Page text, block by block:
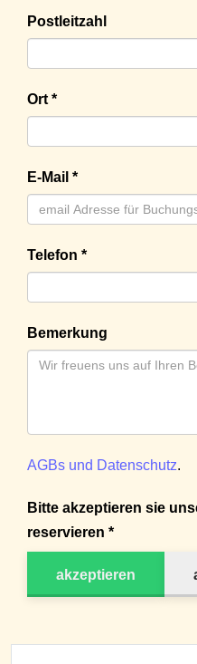
Postleitzahl
Ort *
E-Mail *
Telefon *
Bemerkung
AGBs und Datenschutz.
Bitte akzeptieren sie
reservieren *
akzeptieren